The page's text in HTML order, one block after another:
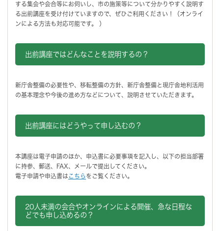
する集会や会合等にお伺いし、市の施策等について分かりやすく説明す
る出前講座を受け付けていますので、ぜひご利用ください！（オンライ
ンによる方法も対応可能です。 ）
出前講座ではどんなことを説明するの？
新庁舎整備の必要性や、移転整備の方針、新庁舎整備と現庁舎地利活用
の基本理念や今後の進め方などについて、説明させていただきます。
出前講座にはどうやって申し込むの？
本講座は電子申請のほか、申込書に必要事項を記入し、以下の担当部署
に持参、郵送、FAX、メールで提出してください。
電子申請や申込書は こちら をご覧ください。
20人未満の会合やオンラインによる開催、急な日程な
どでも申し込めるの？